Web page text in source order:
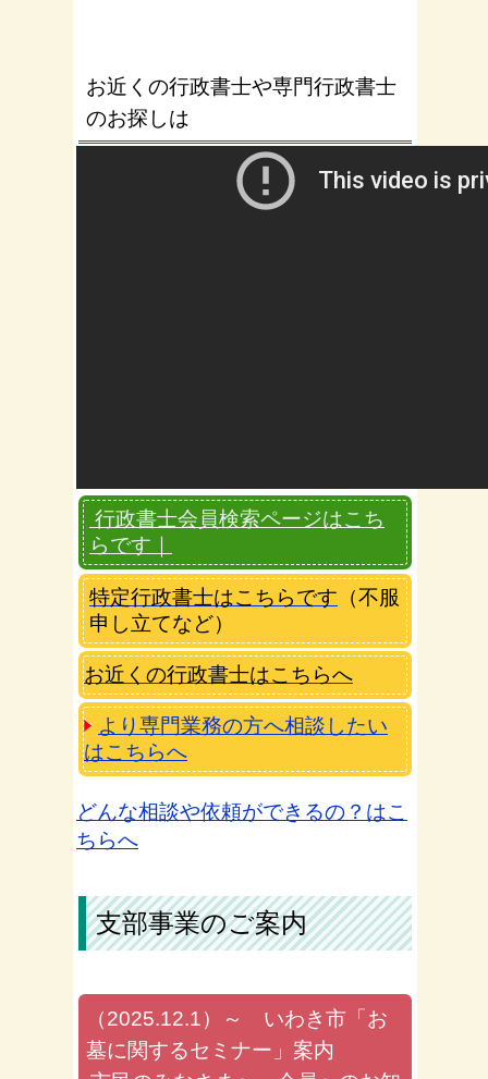
お近くの行政書士や専門行政書士
のお探しは
行政書士会員検索ページはこち
らです｜
特定行政書士はこちらです （不服
申し立てなど）
お近くの行政書士はこちらへ
より専門業務の方へ相談したい
はこちらへ
どんな相談や依頼ができるの？はこ
ちらへ
支部事業のご案内
（2025.12.1）～ いわき市「お
墓に関するセミナー」案内